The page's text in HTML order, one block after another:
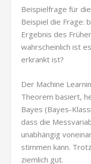
Beispielfrage für
Beispiel die Frage:
Ergebnis des
wahrscheinlich ist
erkrankt ist?
Der Machine
Theorem basiert,
Bayes (Bayes-
dass die
unabhängig
stimmen kann.
ziemlich gut.